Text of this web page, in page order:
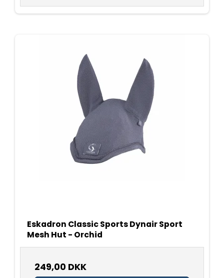
Eskadron Classic Sports Dynair Sport
Mesh Hut - Orchid
249,00 DKK